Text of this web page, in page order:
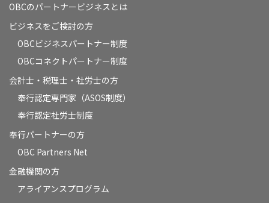
OBCのパートナービジネスとは
ビジネスをご検討の方
OBCビジネスパートナー制度
OBCコネクトパートナー制度
会計士・税理士・社労士の方
奉行認定専門家（ASOS制度）
奉行認定社労士制度
奉行パートナーの方
OBC Partners Net
金融機関の方
アライアンスプログラム